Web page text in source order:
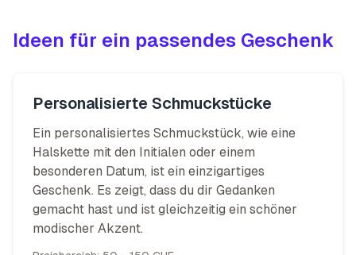
Ideen für ein passendes Geschenk
Personalisierte Schmuckstücke
Ein personalisiertes Schmuckstück, wie eine
Halskette mit den Initialen oder einem
besonderen Datum, ist ein einzigartiges
Geschenk. Es zeigt, dass du dir Gedanken
gemacht hast und ist gleichzeitig ein schöner
modischer Akzent.